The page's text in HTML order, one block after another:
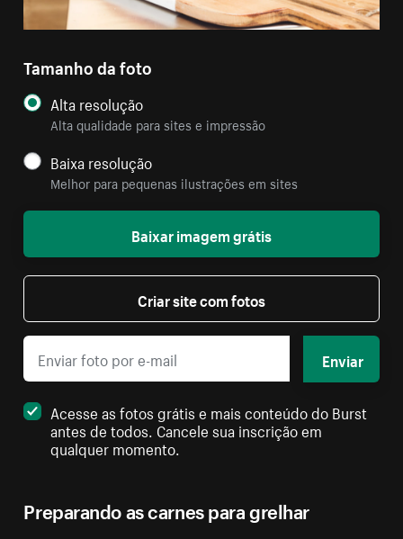
Preparando as carnes para grelhar
Tamanho da foto
Alta resolução
Alta qualidade para sites e impressão
Baixa resolução
Melhor para pequenas ilustrações em sites
Baixar imagem grátis
Criar site com fotos
Enviar
Acesse as fotos grátis e mais conteúdo do Burst
antes de todos. Cancele sua inscrição em
qualquer momento.